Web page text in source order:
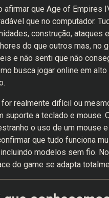
afirmar que Age of Empires
que no computador.
construção,
do que outros mas, no
e não senti que não
busca jogar online em
realmente difícil ou
suporte a teclado e
o uso de um mouse
que tudo funciona
modelos sem fio.
do game se adapta